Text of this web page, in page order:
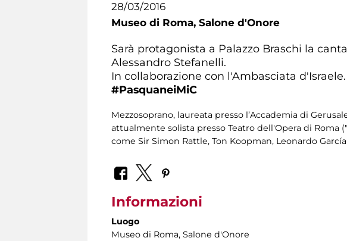
28/03/2016
Museo di Roma, Salone d'Onore
Sarà protagonista a Palazzo Braschi la
Alessandro Stefanelli.
In collaborazione con l'Ambasciata d'Israele.
#PasquaneiMiC
Mezzosoprano, laureata presso l’Accademia di
attualmente solista presso Teatro dell'Opera di Roma
come Sir Simon Rattle, Ton Koopman, Leonardo
Informazioni
Luogo
Museo di Roma, Salone d'Onore